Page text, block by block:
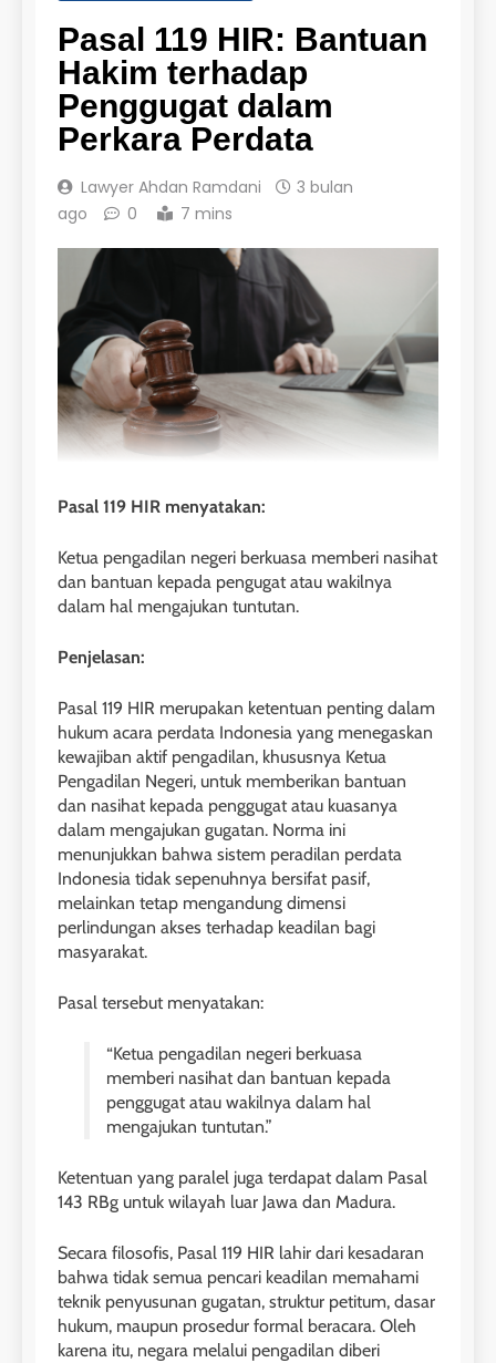
Pasal 119 HIR: Bantuan
Hakim terhadap
Penggugat dalam
Perkara Perdata
Lawyer Ahdan Ramdani
3 bulan
ago
0 7 mins
Pasal 119 HIR menyatakan:
Ketua pengadilan negeri berkuasa memberi nasihat
dan bantuan kepada pengugat atau wakilnya
dalam hal mengajukan tuntutan.
Penjelasan:
Pasal 119 HIR merupakan ketentuan penting dalam
hukum acara perdata Indonesia yang menegaskan
kewajiban aktif pengadilan, khususnya Ketua
Pengadilan Negeri, untuk memberikan bantuan
dan nasihat kepada penggugat atau kuasanya
dalam mengajukan gugatan. Norma ini
menunjukkan bahwa sistem peradilan perdata
Indonesia tidak sepenuhnya bersifat pasif,
melainkan tetap mengandung dimensi
perlindungan akses terhadap keadilan bagi
masyarakat.
Pasal tersebut menyatakan:
“Ketua pengadilan negeri berkuasa
memberi nasihat dan bantuan kepada
penggugat atau wakilnya dalam hal
mengajukan tuntutan.”
Ketentuan yang paralel juga terdapat dalam Pasal
143 RBg untuk wilayah luar Jawa dan Madura.
Secara filosofis, Pasal 119 HIR lahir dari kesadaran
bahwa tidak semua pencari keadilan memahami
teknik penyusunan gugatan, struktur petitum, dasar
hukum, maupun prosedur formal beracara. Oleh
karena itu, negara melalui pengadilan diberi